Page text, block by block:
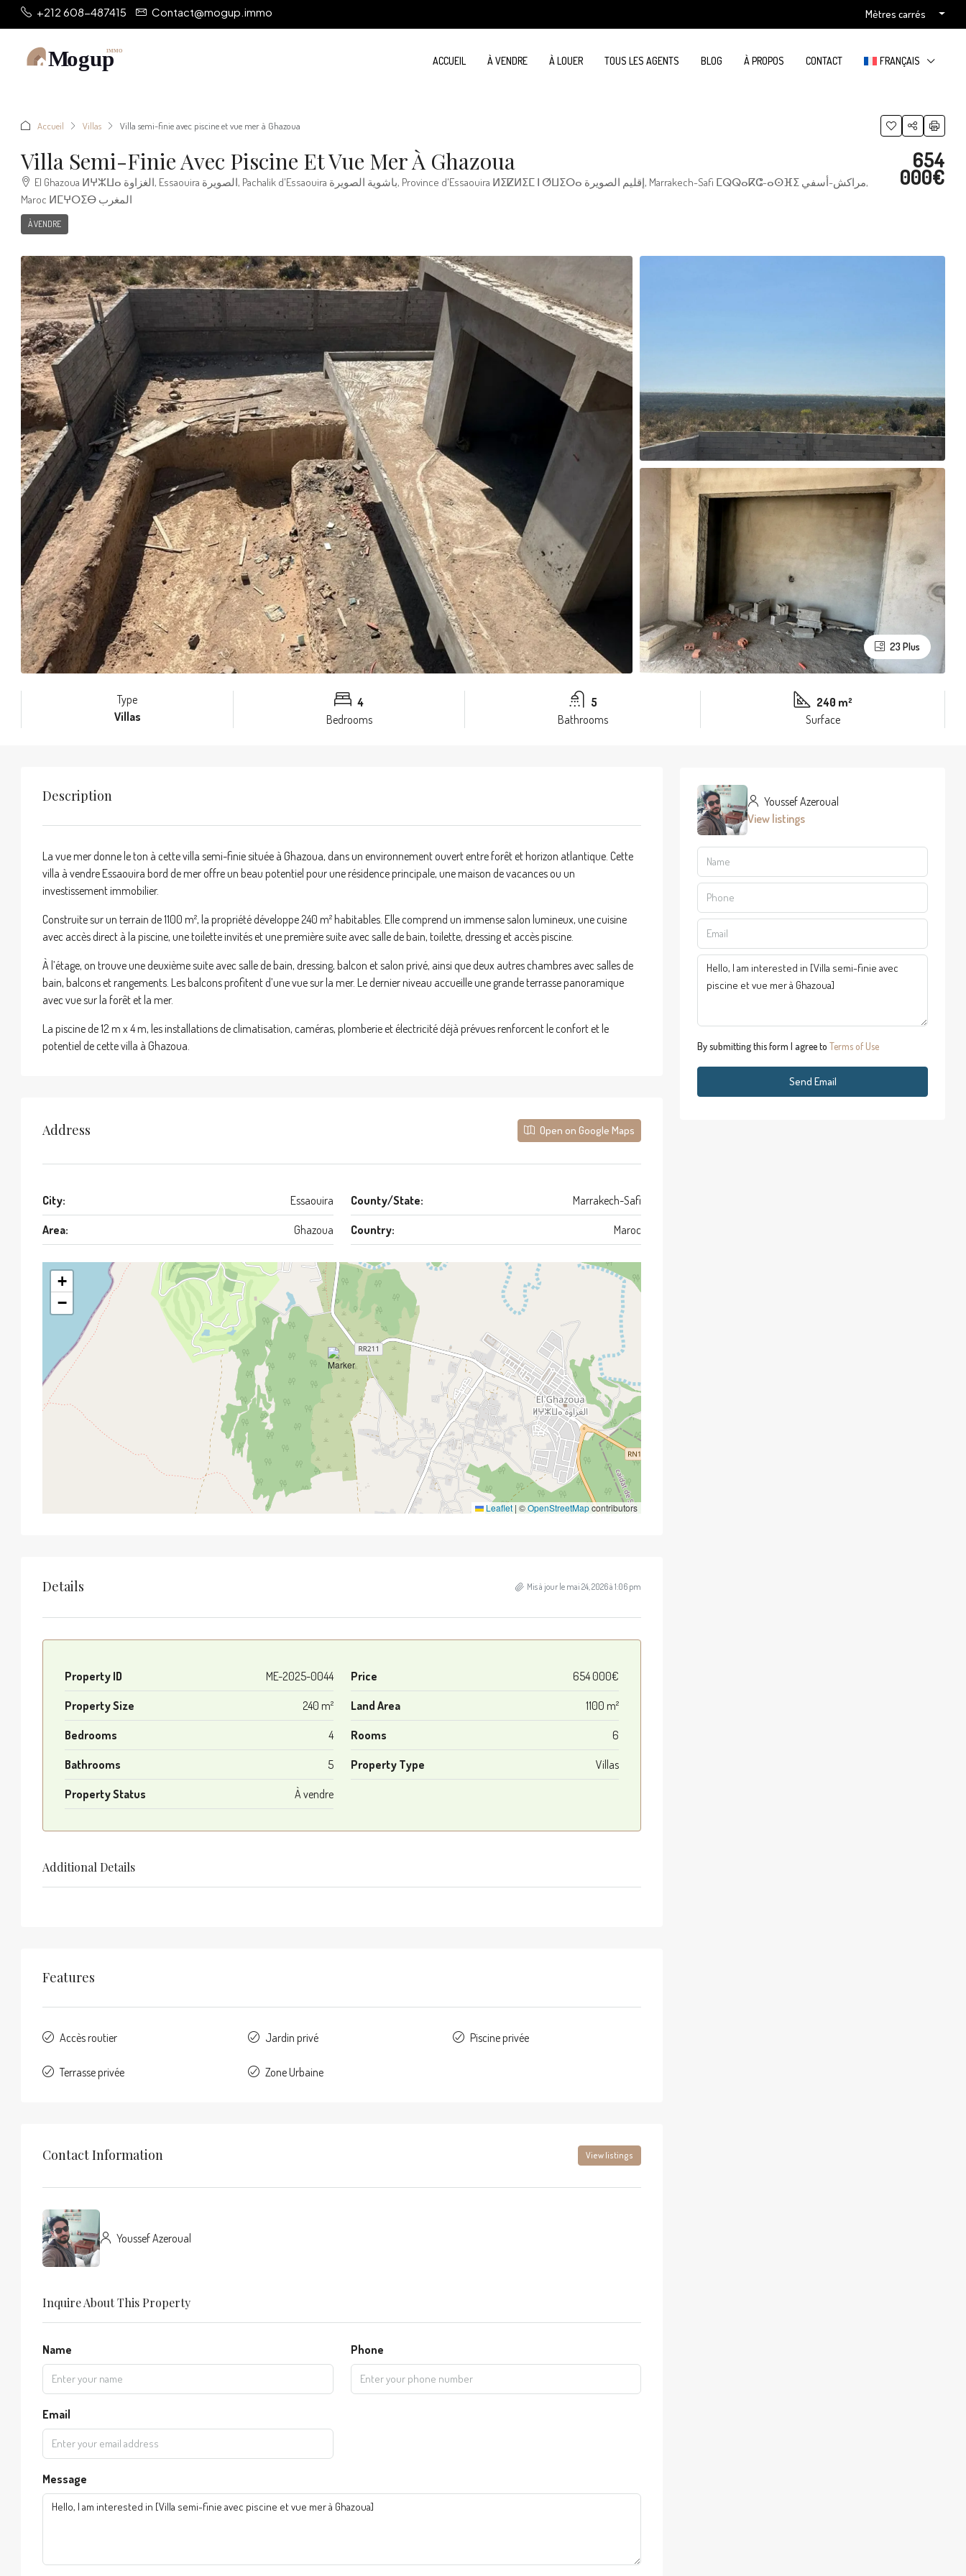
+212 608-487415 Contact@mogup.immo Mètres carrés
ACCUEIL À VENDRE À LOUER TOUS LES AGENTS BLOG À PROPOS CONTACT FRANÇAIS
Accueil Villas Villa semi-finie avec piscine et vue mer à Ghazoua
Villa Semi-Finie Avec Piscine Et Vue Mer À Ghazoua
El Ghazoua ⵍⵖⵣⵡⴰ الغزاوة, Essaouira الصويرة, Pachalik d'Essaouira باشوية الصويرة, Province d'Essaouira ⵍⵉⵇⵍⵉⵎ ⵏ ⵚⵡⵉⵔⴰ إقليم الصويرة, Marrakech-Safi ⵎⵕⵕⴰⴽⵛ-ⴰⵙⴼⵉ مراكش-أسفي,
Maroc ⵍⵎⵖⵔⵉⴱ المغرب
À VENDRE
654
000€
23 Plus
Type
Villas
4
Bedrooms
5
Bathrooms
240 m²
Surface
Description
La vue mer donne le ton à cette villa semi-finie située à Ghazoua, dans un environnement ouvert entre forêt et horizon atlantique. Cette
villa à vendre Essaouira bord de mer offre un beau potentiel pour une résidence principale, une maison de vacances ou un
investissement immobilier.
Construite sur un terrain de 1100 m², la propriété développe 240 m² habitables. Elle comprend un immense salon lumineux, une cuisine
avec accès direct à la piscine, une toilette invités et une première suite avec salle de bain, toilette, dressing et accès piscine.
À l’étage, on trouve une deuxième suite avec salle de bain, dressing, balcon et salon privé, ainsi que deux autres chambres avec salles de
bain, balcons et rangements. Les balcons profitent d’une vue sur la mer. Le dernier niveau accueille une grande terrasse panoramique
avec vue sur la forêt et la mer.
La piscine de 12 m x 4 m, les installations de climatisation, caméras, plomberie et électricité déjà prévues renforcent le confort et le
potentiel de cette villa à Ghazoua.
Address Open on Google Maps
City: Essaouira County/State: Marrakech-Safi
Area: Ghazoua Country: Maroc
+
−
Leaflet | ©OpenStreetMapcontributors
Details Mis à jour le mai 24, 2026 à 1:06 pm
Property ID ME-2025-0044 Price 654 000€
Property Size 240 m² Land Area 1100 m²
Bedrooms 4 Rooms 6
Bathrooms 5 Property Type Villas
Property Status À vendre
Additional Details
Features
Accès routier Jardin privé Piscine privée
Terrasse privée Zone Urbaine
Contact Information View listings
Youssef Azeroual
Inquire About This Property
Name Phone
Email
Message
Youssef Azeroual
View listings
By submitting this form I agree to Terms of Use
Send Email